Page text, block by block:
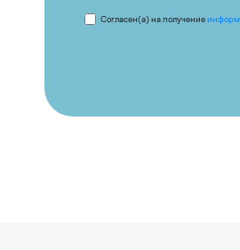
Согласен(а) на получение